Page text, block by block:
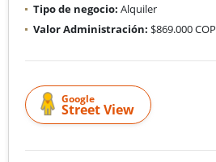
Tipo de negocio: Alquiler
Valor Administración: $869.000 COP
Google
Street View